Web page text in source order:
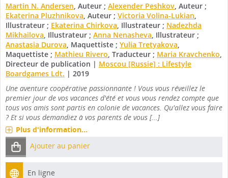
Martin N. Andersen, Auteur ; Alexender Peshkov, Auteur ;
Ekaterina Pluzhnikova, Auteur ; Victoria Volina-Lukian,
Illustrateur ; Ekaterina Chirkova, Illustrateur ; Nadezhda
Mikhailova, Illustrateur ; Anna Nenasheva, Illustrateur ;
Anastasia Durova, Maquettiste ; Yulia Tretyakova,
Maquettiste ; Mathieu Rivero, Traducteur ; Maria Kravchenko,
Directeur de publication | Moscou [Russie] : Lifestyle
Boardgames Ldt. | 2019
Une aventure coopérative passionnante ! Vous vous réveillez le
premier jour de vos vacances d'été et vous vous rendez compte que
tous vos amis sont partis en colonie de vacances. Qu'allez vous faire
? Et si vous demandiez à vos parents de vous [...]
Plus d'information...
Ajouter au panier
En ligne